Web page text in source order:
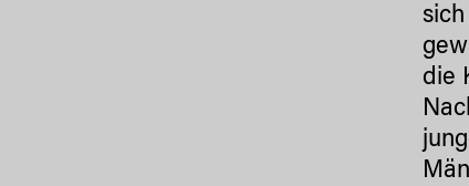
die